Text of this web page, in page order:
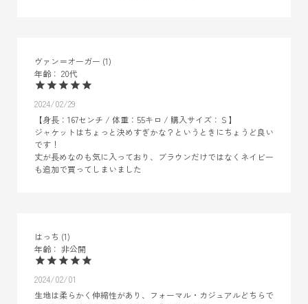
ヴァン＝オーガー 1
20代
2024/02/29
【身長：167センチ / 体重：55キロ / 購入サイズ：Ｓ】
ジャケットはちょっと決めすぎかな？というときにちょうど良い
です！
丈が長めなのも気に入っており、ブラウンだけではなくネイビー
も追加で買ってしまいました
はっち 1
非公開
2024/02/01
生地は柔らかく伸縮性があり、フォーマル・カジュアルどちらで